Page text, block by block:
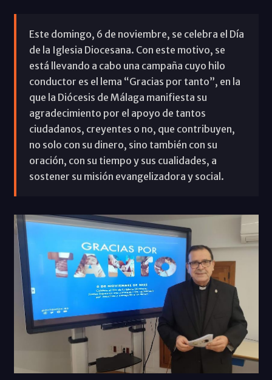
Este domingo, 6 de noviembre, se celebra el Día
de la Iglesia Diocesana. Con este motivo, se
está llevando a cabo una campaña cuyo hilo
conductor es el lema “Gracias por tanto”, en la
que la Diócesis de Málaga manifiesta su
agradecimiento por el apoyo de tantos
ciudadanos, creyentes o no, que contribuyen,
no solo con su dinero, sino también con su
oración, con su tiempo y sus cualidades, a
sostener su misión evangelizadora y social.